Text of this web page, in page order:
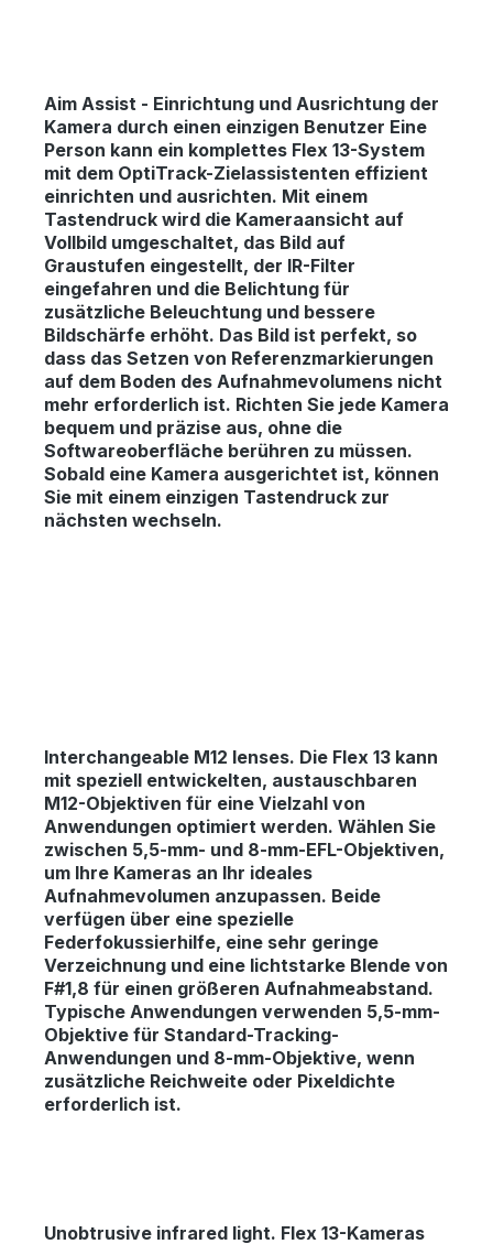
Aim Assist - Einrichtung und Ausrichtung der
Kamera durch einen einzigen Benutzer Eine
Person kann ein komplettes Flex 13-System
mit dem OptiTrack-Zielassistenten effizient
einrichten und ausrichten. Mit einem
Tastendruck wird die Kameraansicht auf
Vollbild umgeschaltet, das Bild auf
Graustufen eingestellt, der IR-Filter
eingefahren und die Belichtung für
zusätzliche Beleuchtung und bessere
Bildschärfe erhöht. Das Bild ist perfekt, so
dass das Setzen von Referenzmarkierungen
auf dem Boden des Aufnahmevolumens nicht
mehr erforderlich ist. Richten Sie jede Kamera
bequem und präzise aus, ohne die
Softwareoberfläche berühren zu müssen.
Sobald eine Kamera ausgerichtet ist, können
Sie mit einem einzigen Tastendruck zur
nächsten wechseln.
Interchangeable M12 lenses. Die Flex 13 kann
mit speziell entwickelten, austauschbaren
M12-Objektiven für eine Vielzahl von
Anwendungen optimiert werden. Wählen Sie
zwischen 5,5-mm- und 8-mm-EFL-Objektiven,
um Ihre Kameras an Ihr ideales
Aufnahmevolumen anzupassen. Beide
verfügen über eine spezielle
Federfokussierhilfe, eine sehr geringe
Verzeichnung und eine lichtstarke Blende von
F#1,8 für einen größeren Aufnahmeabstand.
Typische Anwendungen verwenden 5,5-mm-
Objektive für Standard-Tracking-
Anwendungen und 8-mm-Objektive, wenn
zusätzliche Reichweite oder Pixeldichte
erforderlich ist.
Unobtrusive infrared light. Flex 13-Kameras